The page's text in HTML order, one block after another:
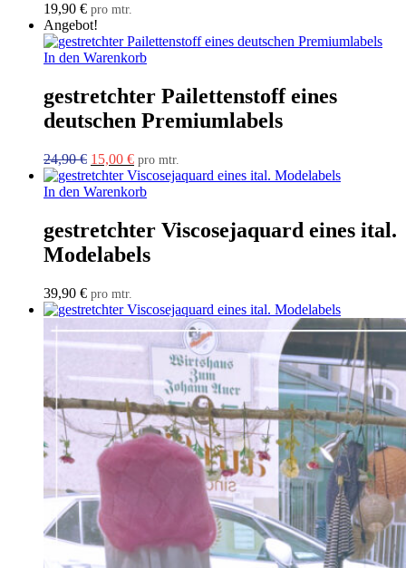
19,90 € pro mtr.
Angebot!
In den Warenkorb
gestretchter Pailettenstoff eines
deutschen Premiumlabels
24,90€ Ursprünglicher
Preis
war:
15,00 €Aktueller
Preis
ist:
pro mtr.
In den Warenkorb
gestretchter Viscosejaquard eines ital.
Modelabels
39,90 € pro mtr.